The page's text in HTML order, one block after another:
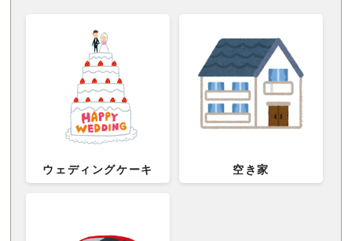
ウェディングケーキ 空き家